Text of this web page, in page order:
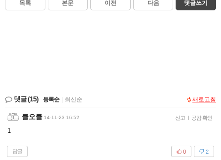
목록 본문 이전 다음 댓글쓰기
댓글(15) 등록순 최신순 새로고침
클오클 14-11-23 16:52 신고 | 공감 확인
1
답글 2
0